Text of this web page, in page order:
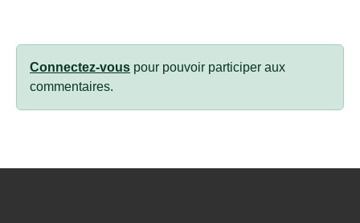
Connectez-vous pour pouvoir participer aux
commentaires.